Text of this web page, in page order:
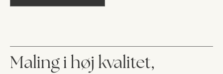
Maling i høj kvalitet,